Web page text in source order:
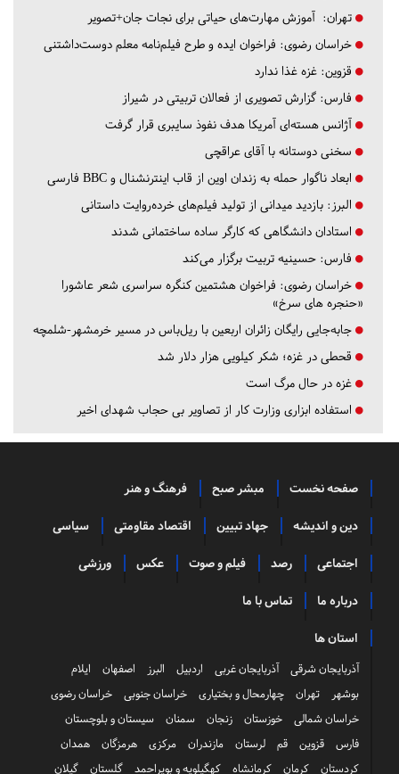
تهران: آموزش مهارت‌های حیاتی برای نجات جان+تصویر
خراسان رضوی: فراخوان ایده و طرح فیلم‌نامه معلم دوست‌داشتنی
قزوین: غزه غذا ندارد
فارس: گزارش تصویری از فعالان تربیتی در شیراز
آژانس هسته‌ای آمریکا هدف نفوذ سایبری قرار گرفت
سخنی دوستانه با آقای عراقچی
ابعاد ناگوار حمله به زندان اوین از قاب اینترنشنال و BBC فارسی
البرز: بازدید میدانی از تولید فیلم‌های خرده‌روایت داستانی
استادان دانشگاهی که کارگر ساده ساختمانی شدند
فارس: حسینیه تربیت برگزار می‌کند
خراسان رضوی: فراخوان هشتمین کنگره سراسری شعر عاشورا
«حنجره های سرخ»
جابه‌جایی رایگان زائران اربعین با ریل‌باس در مسیر خرمشهر-شلمچه
قحطی در غزه؛ شکر کیلویی هزار دلار شد
غزه در حال مرگ است
استفاده ابزاری وزارت کار از تصاویر بی حجاب شهدای اخیر
صفحه نخست مبشر صبح فرهنگ و هنر
دین و اندیشه جهاد تبیین اقتصاد مقاومتی سیاسی
اجتماعی رصد فیلم و صوت عکس ورزشی
درباره ما تماس با ما
استان ها
آذربایجان شرقی آذربایجان غربی اردبیل البرز اصفهان
ایلام
بوشهر
تهران چهارمحال و بختیاری خراسان جنوبی
خراسان رضوی
خراسان شمالی
خوزستان زنجان سمنان
سیستان و بلوچستان
فارس
قزوین قم لرستان مازندران مرکزی هرمزگان
همدان
کردستان
کرمان کرمانشاه کهگیلویه و بویراحمد گلستان گیلان